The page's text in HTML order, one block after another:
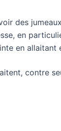
des
en
en allaitant
contre